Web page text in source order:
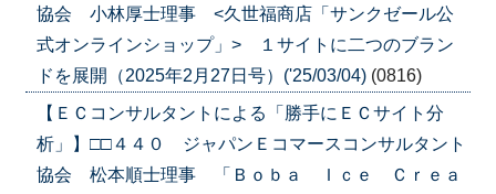
協会 小林厚士理事 <久世福商店「サンクゼール公
式オンラインショップ」> １サイトに二つのブラン
ドを展開（2025年2月27日号）('25/03/04) (0816)
【ＥＣコンサルタントによる「勝手にＥＣサイト分
析」】□□４４０ ジャパンＥコマースコンサルタント
協会 松本順士理事 「Ｂｏｂａ Ｉｃｅ Ｃｒｅａ